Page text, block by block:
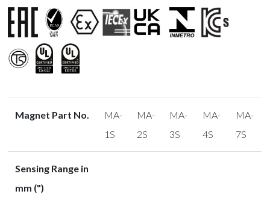
Magnet Part No.
MA-
1S
MA-
2S
MA-
3S
MA-
4S
MA-
7S
Sensing Range in
mm (")